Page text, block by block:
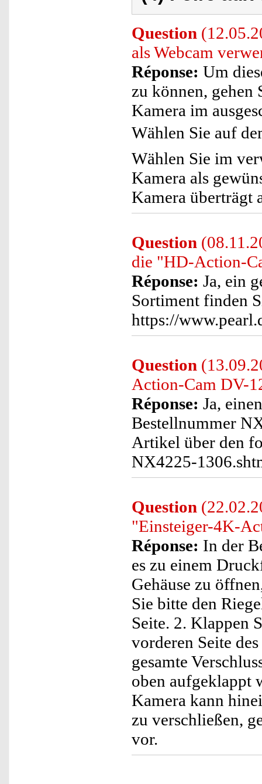
Question
als Webcam
Réponse: Um
zu können,
Kamera im
Wählen Sie auf
Wählen Sie im
Kamera als
Kamera überträgt
Question
die "HD-Action-
Réponse: Ja, ein
Sortiment finden
https://
Question
Action-Cam DV-
Réponse: Ja,
Bestellnummer
Artikel über den
NX4225-
Question
"Einsteiger-4K-
Réponse: In der
es zu einem
Gehäuse zu
Sie bitte den
Seite. 2. Klappen
vorderen Seite
gesamte
oben aufgeklappt
Kamera kann
zu verschließen,
vor.